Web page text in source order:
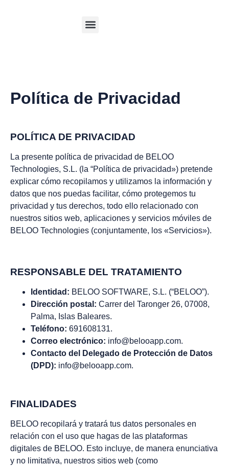
Política de Privacidad
POLÍTICA DE PRIVACIDAD
La presente política de privacidad de BELOO
Technologies, S.L. (la “Política de privacidad») pretende
explicar cómo recopilamos y utilizamos la información y
datos que nos puedas facilitar, cómo protegemos tu
privacidad y tus derechos, todo ello relacionado con
nuestros sitios web, aplicaciones y servicios móviles de
BELOO Technologies (conjuntamente, los «Servicios»).
RESPONSABLE DEL TRATAMIENTO
Identidad: BELOO SOFTWARE, S.L. (“BELOO”).
Dirección postal: Carrer del Taronger 26, 07008,
Palma, Islas Baleares.
Teléfono: 691608131.
Correo electrónico: info@belooapp.com.
Contacto del Delegado de Protección de Datos
(DPD): info@belooapp.com.
FINALIDADES
BELOO recopilará y tratará tus datos personales en
relación con el uso que hagas de las plataformas
digitales de BELOO. Esto incluye, de manera enunciativa
y no limitativa, nuestros sitios web (como